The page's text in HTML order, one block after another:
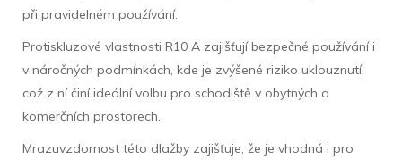
při pravidelném používání.
Protiskluzové vlastnosti R10 A zajišťují bezpečné používání i
v náročných podmínkách, kde je zvýšené riziko uklouznutí,
což z ní činí ideální volbu pro schodiště v obytných a
komerčních prostorech.
Mrazuvzdornost této dlažby zajišťuje, že je vhodná i pro